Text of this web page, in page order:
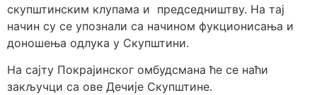
скупштинским клупама и председништву. На тај
начин су се упознали са начином фукционисања и
доношења одлука у Скупштини.
На сајту Покрајинског омбудсмана ће се наћи
закључци са ове Дечије Скупштине.